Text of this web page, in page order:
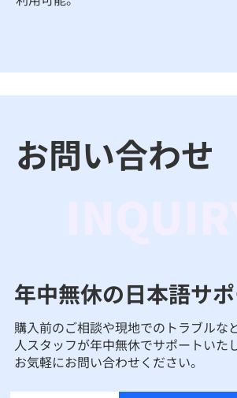
年中無休の日本語サ
購入前のご相談や現地でのトラブルな
人スタッフが年中無休でサポートいたし
お気軽にお問い合わせください。
お問い合わせ